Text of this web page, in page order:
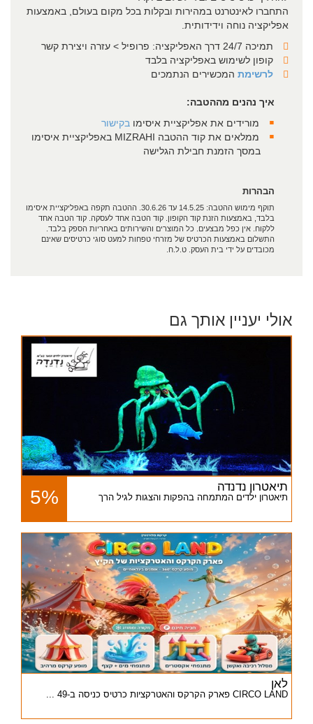
התחברו לאינטרנט במהירות ובקלות בכל מקום בעולם, באמצעות
אפליקציה נוחה וידידותית.
תמיכה 24/7 דרך האפליקציה: פרופיל > עזרה ויצירת קשר
קופון לשימוש באפליקציה בלבד
לרשימת המכשירים הנתמכים
איך נהנים מההטבה:
מורידים את אפליקציית איסימו בקישור
ממלאים את קוד ההטבה MIZRAHI באפליקציית איסימו
במסך הזמנת חבילת הגלישה
הבהרות
תוקף מימוש ההטבה: 14.5.25 עד 30.6.26. ההטבה תקפה באפליקציית איסימו
בלבד, באמצעות הזנת קוד הקופון. קוד הטבה אחד לעסקה. קוד הטבה אחד
ללקוח. אין כפל מבצעים. כל המוצרים והשירותים באחריות הספק בלבד.
התשלום באמצעות הכרטיס של מזרחי טפחות למעט סוגי כרטיסים שאינם
מכובדים על ידי בית העסק. ט.ל.ח.
אולי יעניין אותך גם
תיאטרון נדנדה
תיאטרון ילדים המתמחה בהפקות והצגות לגיל הרך 5%
לאן
CIRCO LAND פארק הקרקס והאטרקציות כרטיס כניסה ב-49 ...